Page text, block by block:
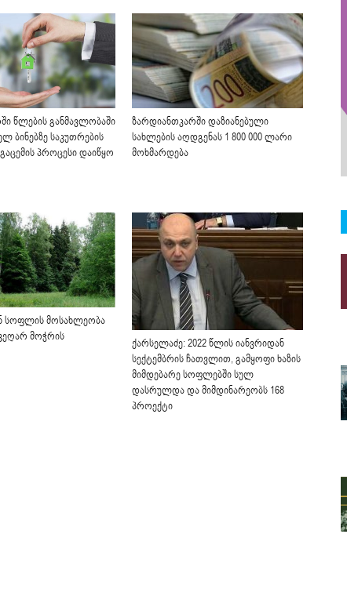
წლების განმავლობაში
ბინებზე საკუთრების
პროცესი დაიწყო
ზარდიანთკარში დაზიანებული
სახლების აღდგენას 1 800 000 ლარი
მოხმარდება
სოფლის მოსახლეობა
მოჭრის
ქარსელაძე: 2022 წლის იანვრიდან
სექტემბრის ჩათვლით, გამყოფი ხაზის
მიმდებარე სოფლებში სულ
დასრულდა და მიმდინარეობს 168
პროექტი